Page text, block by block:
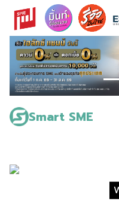
Skip
content
Smart SME
Search
for: